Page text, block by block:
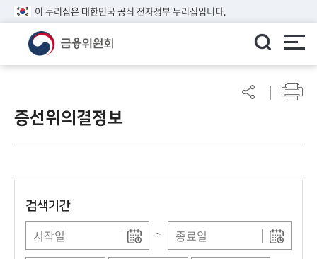
이 누리집은 대한민국 공식 전자정부 누리집입니다.
린
이알
증선위의결정보
검색기간
~